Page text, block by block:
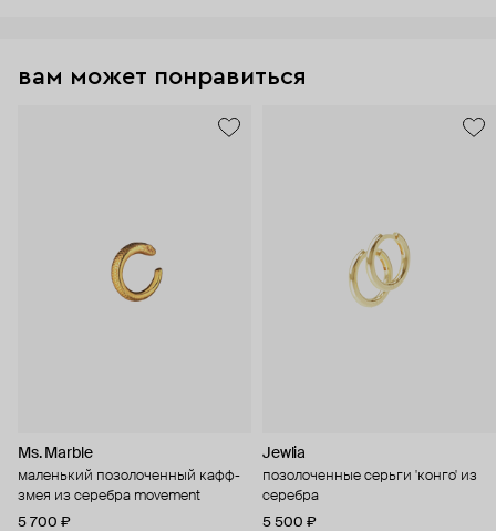
вам может понравиться
Ms. Marble
маленький позолоченный кафф-
змея из серебра movement
5 700 ₽
Jewlia
позолоченные серьги 'конго' из
серебра
5 500 ₽